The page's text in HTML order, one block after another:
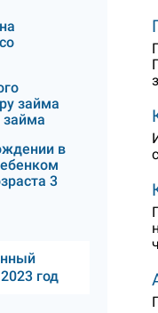
займа
в
3
год